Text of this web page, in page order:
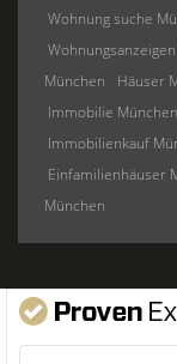
Wohnung suche
München
Häuser
Immobilie München
Immobilienkauf
Einfamilienhäuser
München